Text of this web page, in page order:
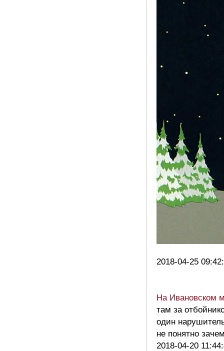
2018-04-25
На Ивановском
там за
один
не понятно
2018-04-20